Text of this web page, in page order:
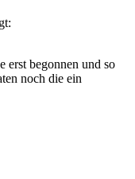
erst begonnen und so
noch die ein